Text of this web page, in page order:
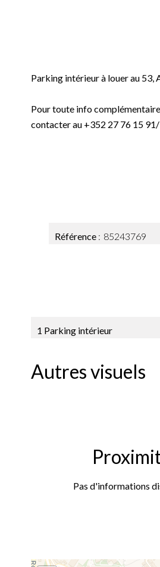
Parking intérieur à louer au 53,
Pour toute info
contacter au +352 27 76 15
Référence 85243769
1 Parking intérieur
Autres visuels
Pas d'informations